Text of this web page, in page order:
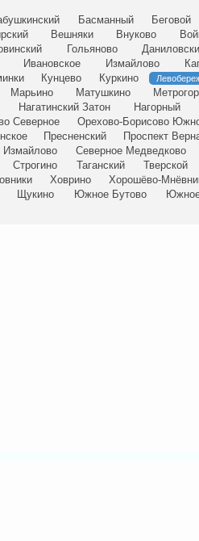
Басманный Беговой
Вешняки Внуково
Гольяново
Ивановское Измайлово
Кунцево Куркино
Марьино Матушкино
Нагатинский Затон Нагорный
Северное Орехово-Борисово
Пресненский Проспект
Измайлово Северное Медведково
Строгино Таганский Тверской
Ховрино Хорошёво-
Щукино Южное Бутово